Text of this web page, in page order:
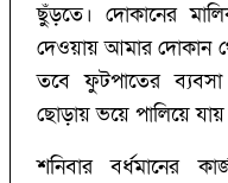
ছুঁড়তে। দোকানের
দেওয়ায় আমার দোকান
তবে ফুটপাতের ব্যবসা
ছোড়ায় ভয়ে পালিয়ে
শনিবার বর্ধমানের